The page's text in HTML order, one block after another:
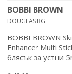
BOBBI BROWN
DOUGLAS.BG
BOBBI BROWN
Enhancer Multi
блясък